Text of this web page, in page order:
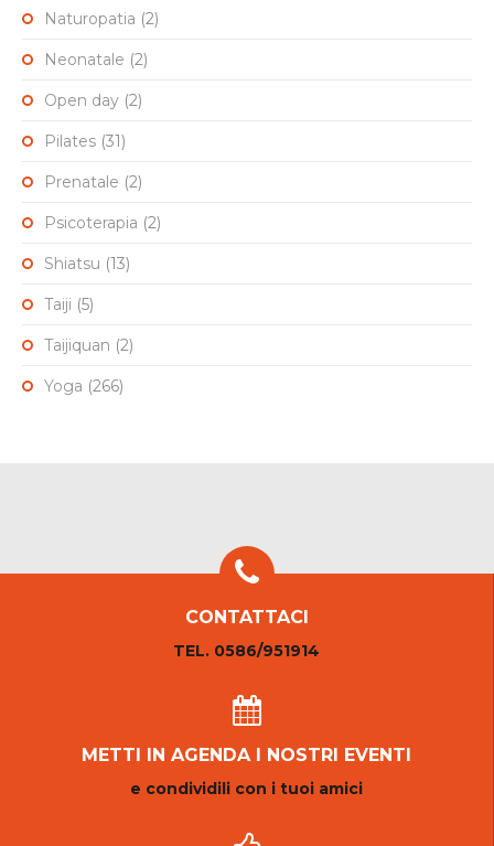
Naturopatia (2)
Neonatale (2)
Open day (2)
Pilates (31)
Prenatale (2)
Psicoterapia (2)
Shiatsu (13)
Taiji (5)
Taijiquan (2)
Yoga (266)
CONTATTACI
TEL. 0586/951914
METTI IN AGENDA I NOSTRI EVENTI
e condividili con i tuoi amici